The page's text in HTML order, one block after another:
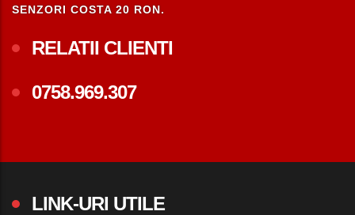
SENZORI COSTA 20 RON.
RELATII CLIENTI
0758.969.307
LINK-URI UTILE